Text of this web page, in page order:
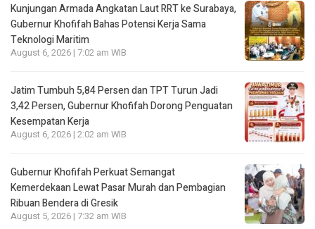
Kunjungan Armada Angkatan Laut RRT ke Surabaya,
Gubernur Khofifah Bahas Potensi Kerja Sama
Teknologi Maritim
August 6, 2026 | 7:02 am WIB
Jatim Tumbuh 5,84 Persen dan TPT Turun Jadi
3,42 Persen, Gubernur Khofifah Dorong Penguatan
Kesempatan Kerja
August 6, 2026 | 2:02 am WIB
Gubernur Khofifah Perkuat Semangat
Kemerdekaan Lewat Pasar Murah dan Pembagian
Ribuan Bendera di Gresik
August 5, 2026 | 7:32 am WIB